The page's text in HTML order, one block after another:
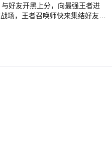
好友开黑上分，向最强王者进
场，王者召唤师快来集结好友，